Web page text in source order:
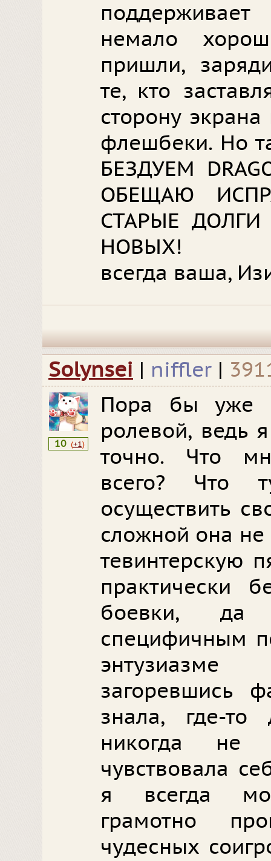
немало
пришли,
те, кто
сторону
флешбеки. Но
БЕЗДУЕМ
ОБЕЩАЮ
СТАРЫЕ
НОВЫХ!
всегда ваша,
Solynsei | niffler |
10 (+1)
Пора бы уже
ролевой, ведь
точно. Что
всего? Что
осуществить
сложной она
тевинтерскую
практически
боевки,
специфичным
загоревшись
знала, где-
никогда не
чувствовала
я всегда
грамотно
чудесных